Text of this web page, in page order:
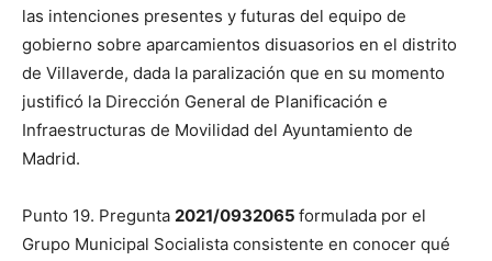
las intenciones presentes y futuras del equipo de
gobierno sobre aparcamientos disuasorios en el distrito
de Villaverde, dada la paralización que en su momento
justificó la Dirección General de Planificación e
Infraestructuras de Movilidad del Ayuntamiento de
Madrid.
Punto 19. Pregunta 2021/0932065 formulada por el
Grupo Municipal Socialista consistente en conocer qué